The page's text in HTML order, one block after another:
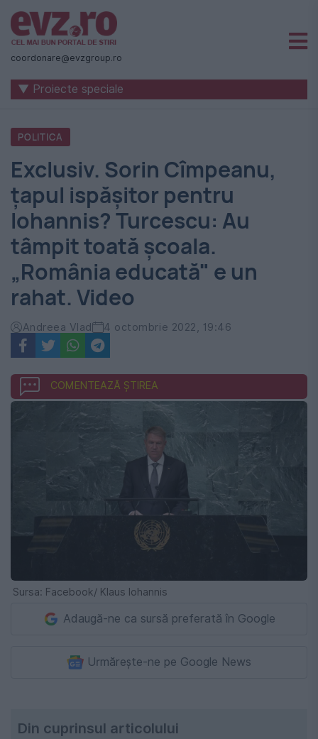
Știri
naționale
internaționale
România
-
Evenimentul
Zilei
coordonare@evzgroup.ro
▼ Proiecte speciale
POLITICA
Exclusiv. Sorin Cîmpeanu,
țapul ispășitor pentru
Iohannis? Turcescu: Au
tâmpit toată școala.
„România educată" e un
rahat. Video
Andreea Vlad 4 octombrie 2022, 19:46
COMENTEAZĂ ȘTIREA
Sursa: Facebook/ Klaus Iohannis
Adaugă-ne ca sursă preferată în Google
Urmărește-ne pe Google News
Din cuprinsul articolului